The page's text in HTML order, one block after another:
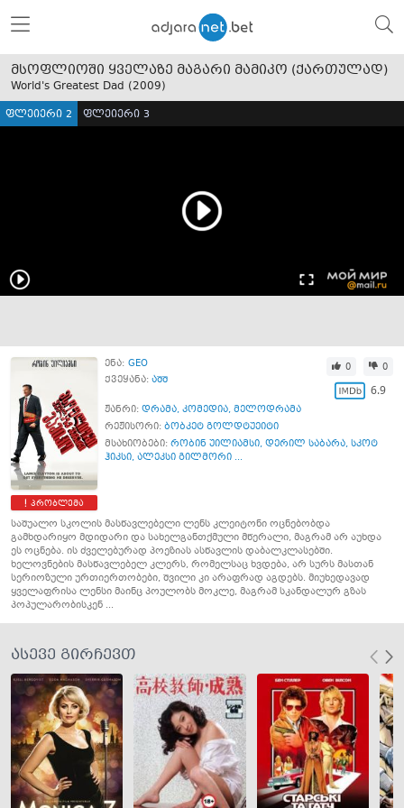
მსოფლიოში ყველაზე მაგარი მამიკო (ქართულად)
World's Greatest Dad (2009)
ფლეიერი 2 ფლეიერი 3
პრობლემა
ენა: GEO
ქვეყანა: აშშ
0 0
6.9
ჟანრი: დრამა, კომედია, მელოდრამა
რეჟისორი: ბობკეტ გოლდტუეიტი
მსახიობები: რობინ უილიამსი, დერილ საბარა, სკოტ
ჰიკსი, ალეკსი გილმორი ...
საშუალო სკოლის მასწავლებელი ლენს კლეიტონი ოცნებობდა
გამხდარიყო მდიდარი და სახელგანთქმული მწერალი, მაგრამ არ აუხდა
ეს ოცნება. ის ძველებურად პოეზიას ასწავლის დაბალკლასებში.
ხელოვნების მასწავლებელ კლერს, რომელსაც ხვდება, არ სურს მასთან
სერიოზული ურთიერთობები, შვილი კი არაფრად აგდებს. მიუხედავად
ყველაფრისა ლენსი მაინც პოულობს მოკლე, მაგრამ სკანდალურ გზას
პოპულარობისკენ ...
ასევე გირჩევთ